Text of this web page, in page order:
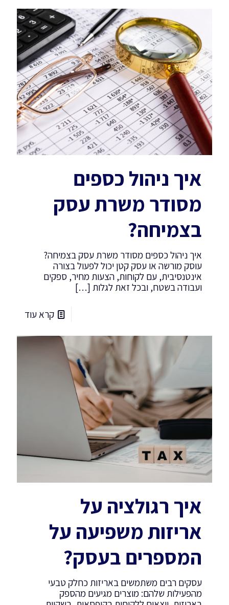
איך ניהול כספים
מסודר משרת עסק
בצמיחה?
איך ניהול כספים מסודר משרת עסק בצמיחה?
עוסק מורשה או עסק קטן יכול לפעול בצורה
אינטנסיבית, עם לקוחות, הצעות מחיר, ספקים
ועבודה בשטח, ובכל זאת לגלות […]
קרא עוד
איך רגולציה על
אריזות משפיעה על
המספרים בעסק?
עסקים רבים משתמשים באריזות כחלק טבעי
מהפעילות שלהם: מוצרים מגיעים מהספק